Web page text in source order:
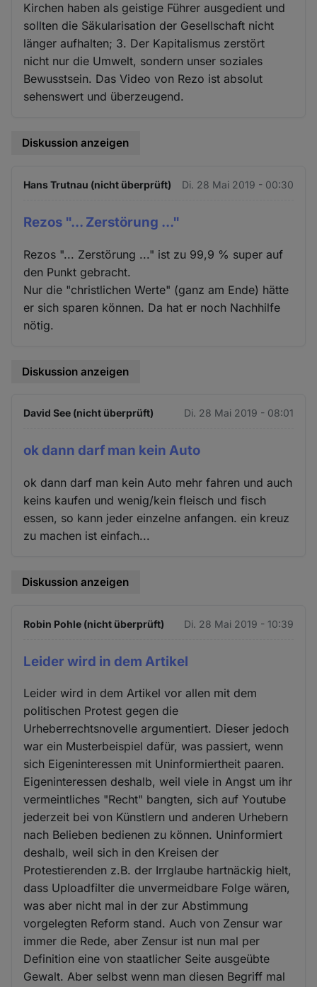
Kirchen haben als geistige Führer ausgedient und
sollten die Säkularisation der Gesellschaft nicht
länger aufhalten; 3. Der Kapitalismus zerstört
nicht nur die Umwelt, sondern unser soziales
Bewusstsein. Das Video von Rezo ist absolut
sehenswert und überzeugend.
Diskussion anzeigen
Hans Trutnau (nicht überprüft) Di. 28 Mai 2019 - 00:30
Rezos "... Zerstörung ..."
Rezos "... Zerstörung ..." ist zu 99,9 % super auf
den Punkt gebracht.
Nur die "christlichen Werte" (ganz am Ende) hätte
er sich sparen können. Da hat er noch Nachhilfe
nötig.
Diskussion anzeigen
David See (nicht überprüft) Di. 28 Mai 2019 - 08:01
ok dann darf man kein Auto
ok dann darf man kein Auto mehr fahren und auch
keins kaufen und wenig/kein fleisch und fisch
essen, so kann jeder einzelne anfangen. ein kreuz
zu machen ist einfach...
Diskussion anzeigen
Robin Pohle (nicht überprüft) Di. 28 Mai 2019 - 10:39
Leider wird in dem Artikel
Leider wird in dem Artikel vor allen mit dem
politischen Protest gegen die
Urheberrechtsnovelle argumentiert. Dieser jedoch
war ein Musterbeispiel dafür, was passiert, wenn
sich Eigeninteressen mit Uninformiertheit paaren.
Eigeninteressen deshalb, weil viele in Angst um ihr
vermeintliches "Recht" bangten, sich auf Youtube
jederzeit bei von Künstlern und anderen Urhebern
nach Belieben bedienen zu können. Uninformiert
deshalb, weil sich in den Kreisen der
Protestierenden z.B. der Irrglaube hartnäckig hielt,
dass Uploadfilter die unvermeidbare Folge wären,
was aber nicht mal in der zur Abstimmung
vorgelegten Reform stand. Auch von Zensur war
immer die Rede, aber Zensur ist nun mal per
Definition eine von staatlicher Seite ausgeübte
Gewalt. Aber selbst wenn man diesen Begriff mal